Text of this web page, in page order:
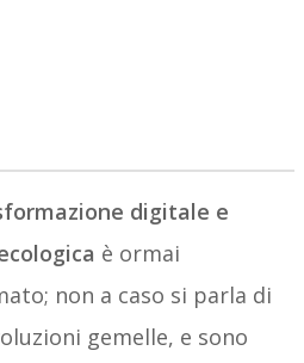
digitale e
è ormai
non a caso si parla di
gemelle, e sono